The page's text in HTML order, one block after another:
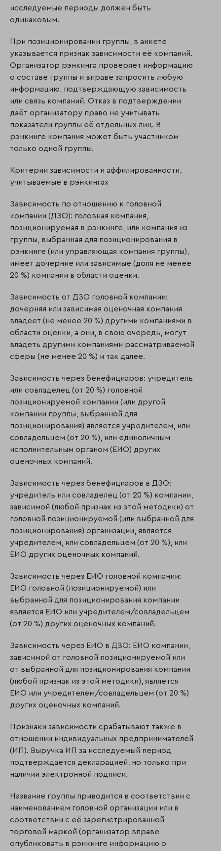
исследуемые периоды должен быть
одинаковым.
При позиционировании группы, в анкете
указывается признак зависимости её компаний.
Организатор рэнкинга проверяет информацию
о составе группы и вправе запросить любую
информацию, подтверждающую зависимость
или связь компаний. Отказ в подтверждении
даёт организатору право не учитывать
показатели группы её отдельных лиц. В
рэнкинге компания может быть участником
только одной группы.
Критерии зависимости и аффилированности,
учитываемые в рэнкингах
Зависимость по отношению к головной
компании (ДЗО): головная компания,
позиционируемая в рэнкинге, или компания из
группы, выбранная для позиционирования в
рэнкинге (или управляющая компания группы),
имеет дочерние или зависимые (доля не менее
20 %) компании в области оценки.
Зависимость от ДЗО головной компании:
дочерняя или зависимая оценочная компания
владеет (не менее 20 %) другими компаниями в
области оценки, а они, в свою очередь, могут
владеть другими компаниями рассматриваемой
сферы (не менее 20 %) и так далее.
Зависимость через бенефициаров: учредитель
или совладелец (от 20 %) головной
позиционируемой компании (или другой
компании группы, выбранной для
позиционирования) является учредителем, или
совладельцем (от 20 %), или единоличным
исполнительным органом (ЕИО) других
оценочных компаний.
Зависимость через бенефициаров в ДЗО:
учредитель или совладелец (от 20 %) компании,
зависимой (любой признак из этой методики) от
головной позиционируемой (или выбранной для
позиционирования) организации, является
учредителем, или совладельцем (от 20 %), или
ЕИО других оценочных компаний.
Зависимость через ЕИО головной компании:
ЕИО головной (позиционируемой) или
выбранной для позиционирования компании
является ЕИО или учредителем/совладельцем
(от 20 %) других оценочных компаний.
Зависимость через ЕИО в ДЗО: ЕИО компании,
зависимой от головной позиционируемой или
от выбранной для позиционирования компании
(любой признак из этой методики), является
ЕИО или учредителем/совладельцем (от 20 %)
других оценочных компаний.
Признаки зависимости срабатывают также в
отношении индивидуальных предпринимателей
(ИП). Выручка ИП за исследуемый период
подтверждается декларацией, но только при
наличии электронной подписи.
Название группы приводится в соответствии с
наименованием головной организации или в
соответствии с её зарегистрированной
торговой маркой (организатор вправе
опубликовать в рэнкинге информацию о